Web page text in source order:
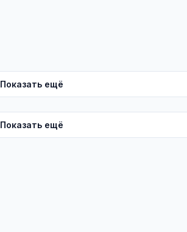
Показать ещё
Показать ещё